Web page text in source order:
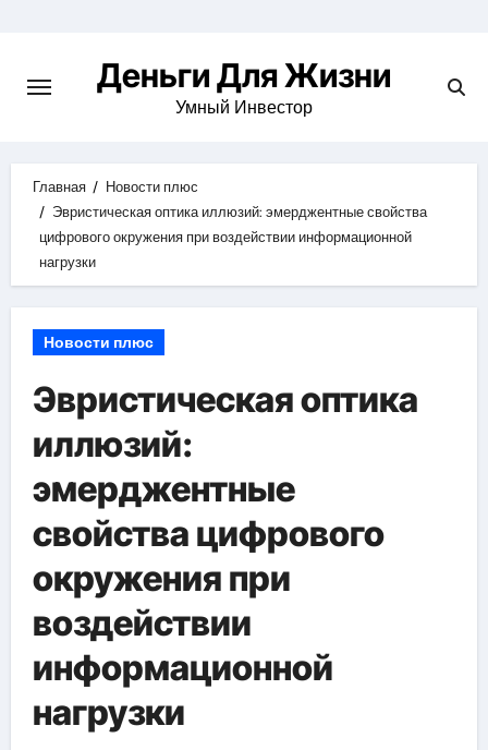
содержимомуДеньги Для Жизни
Умный Инвестор
Главная
Новости плюс
Эвристическая оптика иллюзий: эмерджентные свойства
цифрового окружения при воздействии информационной
нагрузки
Новости плюс
Эвристическая оптика
иллюзий:
эмерджентные
свойства цифрового
окружения при
воздействии
информационной
нагрузки